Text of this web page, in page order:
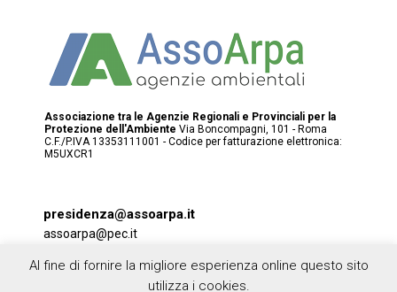
Associazione tra le Agenzie Regionali e Provinciali per la
Protezione dell'Ambiente Via Boncompagni, 101 - Roma
C.F./P.IVA 13353111001 - Codice per fatturazione elettronica:
M5UXCR1
presidenza@assoarpa.it
assoarpa@pec.it
login
Al fine di fornire la migliore esperienza online questo sito
utilizza i cookies.